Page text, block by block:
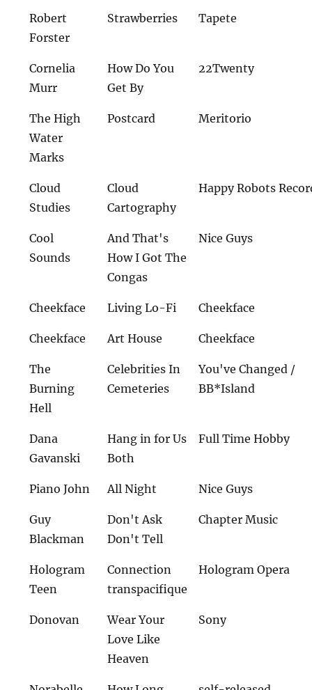
Robert
Forster
Strawberries Tapete
Cornelia
Murr
How Do You
Get By
22Twenty
The High
Water
Marks
Postcard Meritorio
Cloud
Studies
Cloud
Cartography
Happy Robots
Cool
Sounds
And That's
How I Got The
Congas
Nice Guys
Cheekface Living Lo-Fi Cheekface
Cheekface Art House Cheekface
The
Burning
Hell
Celebrities In
Cemeteries
You've Changed /
BB*Island
Dana
Gavanski
Hang in for Us
Both
Full Time Hobby
Piano John All Night Nice Guys
Guy
Blackman
Don't Ask
Don't Tell
Chapter Music
Hologram
Teen
Connection
transpacifique
Hologram Opera
Donovan
Wear Your
Love Like
Heaven
Sony